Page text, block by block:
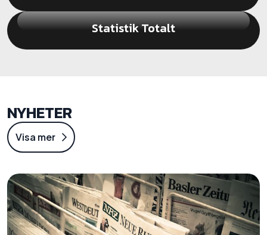
Statistik Totalt
NYHETER
Visa mer